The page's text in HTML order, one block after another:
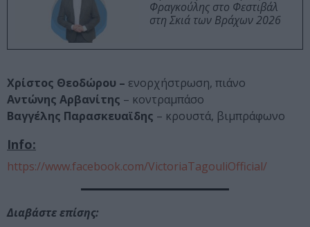
Φραγκούλης στο Φεστιβάλ
στη Σκιά των Βράχων 2026
Χρίστος Θεοδώρου – ενορχήστρωση, πιάνο
Αντώνης Αρβανίτης – κοντραμπάσο
Βαγγέλης Παρασκευαϊδης – κρουστά, βιμπράφωνο
Info:
https://www.facebook.com/VictoriaTagouliOfficial/
Διαβάστε επίσης: